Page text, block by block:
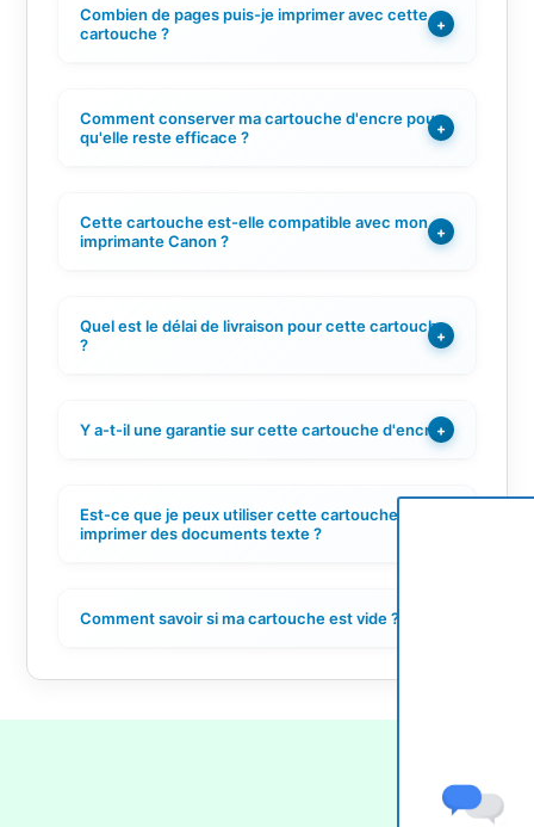
Combien de pages puis-je imprimer avec cette
cartouche ?
+
Comment conserver ma cartouche d'encre pour
qu'elle reste efficace ?
+
Cette cartouche est-elle compatible avec mon
imprimante Canon ?
+
Quel est le délai de livraison pour cette cartouche
?
+
Y a-t-il une garantie sur cette cartouche d'encre ?
+
Est-ce que je peux utiliser cette cartouche pour
imprimer des documents texte ?
Comment savoir si ma cartouche est vide ?